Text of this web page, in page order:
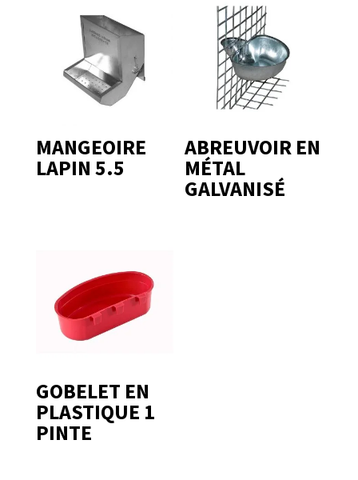
MANGEOIRE
LAPIN 5.5
ABREUVOIR EN
MÉTAL
GALVANISÉ
GOBELET EN
PLASTIQUE 1
PINTE